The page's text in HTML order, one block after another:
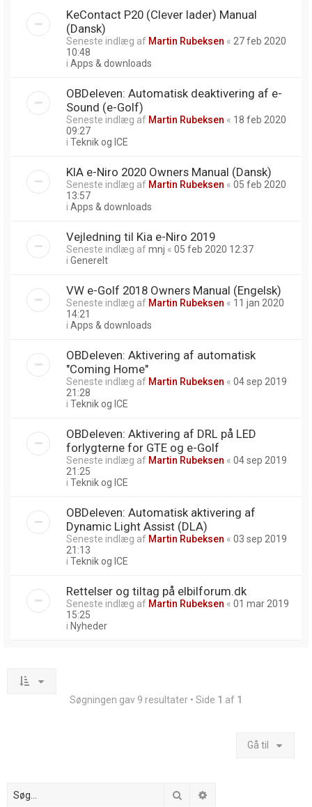
KeContact P20 (Clever lader) Manual
(Dansk)
Seneste indlæg af Martin Rubeksen « 27 feb 2020
10:48
i Apps & downloads
OBDeleven: Automatisk deaktivering af e-
Sound (e-Golf)
Seneste indlæg af Martin Rubeksen « 18 feb 2020
09:27
i Teknik og ICE
KIA e-Niro 2020 Owners Manual (Dansk)
Seneste indlæg af Martin Rubeksen « 05 feb 2020
13:57
i Apps & downloads
Vejledning til Kia e-Niro 2019
Seneste indlæg afmnj « 05 feb 2020 12:37
i Generelt
VW e-Golf 2018 Owners Manual (Engelsk)
Seneste indlæg af Martin Rubeksen « 11 jan 2020
14:21
i Apps & downloads
OBDeleven: Aktivering af automatisk
"Coming Home"
Seneste indlæg af Martin Rubeksen « 04 sep 2019
21:28
i Teknik og ICE
OBDeleven: Aktivering af DRL på LED
forlygterne for GTE og e-Golf
Seneste indlæg af Martin Rubeksen « 04 sep 2019
21:25
i Teknik og ICE
OBDeleven: Automatisk aktivering af
Dynamic Light Assist (DLA)
Seneste indlæg af Martin Rubeksen « 03 sep 2019
21:13
i Teknik og ICE
Rettelser og tiltag på elbilforum.dk
Seneste indlæg af Martin Rubeksen « 01 mar 2019
15:25
i Nyheder
Søgningen gav 9 resultater • Side 1 af 1
Gå til
Søg